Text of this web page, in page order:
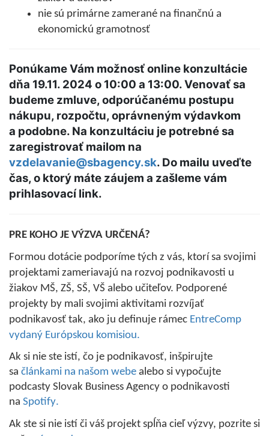
nie sú primárne zamerané na finančnú a
ekonomickú gramotnosť
Ponúkame Vám možnosť online konzultácie
dňa 19.11. 2024 o 10:00 a 13:00. Venovať sa
budeme zmluve, odporúčanému postupu
nákupu, rozpočtu, oprávneným výdavkom
a podobne. Na konzultáciu je potrebné sa
zaregistrovať mailom na
vzdelavanie@sbagency.sk. Do mailu uveďte
čas, o ktorý máte záujem a zašleme vám
prihlasovací link.
PRE KOHO JE VÝZVA URČENÁ?
Formou dotácie podporíme tých z vás, ktorí sa svojimi
projektami zameriavajú na rozvoj podnikavosti u
žiakov MŠ, ZŠ, SŠ, VŠ alebo učiteľov. Podporené
projekty by mali svojimi aktivitami rozvíjať
podnikavosť tak, ako ju definuje rámec EntreComp
vydaný Európskou komisiou.
Ak si nie ste istí, čo je podnikavosť, inšpirujte
sa článkami na našom webe alebo si vypočujte
podcasty Slovak Business Agency o podnikavosti
na Spotify.
Ak ste si nie istí či váš projekt spĺňa cieľ výzvy, pozrite si